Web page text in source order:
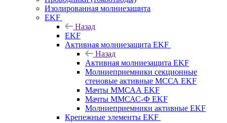
Изолированная молниезащита
EKF
Назад
EKF
Активная молниезащита EKF
Назад
Активная молниезащита EKF
Молниеприемники секционные
стеновые активные МССА EKF
Мачты ММСАА EKF
Мачты ММСАС-Ф EKF
Молниеприемники активные EKF
Крепежные элементы EKF